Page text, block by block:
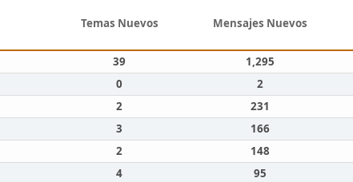
Temas Nuevos Mensajes Nuevos
39 1,295
0 2
2 231
3 166
2 148
4 95